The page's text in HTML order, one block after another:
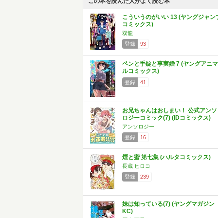
こういうのがいい 13 (ヤングジャン
コミックス)
双龍
登録
93
ペンと手錠と事実婚 7 (ヤングアニマ
ルコミックス)
登録 41
お兄ちゃんはおしまい！ 公式アンソ
ロジーコミック(7) (IDコミックス)
アンソロジー
登録
16
煙と蜜 第七集 (ハルタコミックス)
長蔵 ヒロコ
登録
239
妹は知っている(7) (ヤングマガジン
KC)